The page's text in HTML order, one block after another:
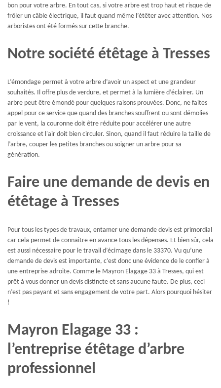
bon pour votre arbre. En tout cas, si votre arbre est trop haut et risque de
frôler un câble électrique, il faut quand même l’étêter avec attention. Nos
arboristes ont été formés sur cette branche.
Notre société étêtage à Tresses
L’émondage permet à votre arbre d’avoir un aspect et une grandeur
souhaités. Il offre plus de verdure, et permet à la lumière d’éclairer. Un
arbre peut être émondé pour quelques raisons prouvées. Donc, ne faites
appel pour ce service que quand des branches souffrent ou sont démolies
par le vent, la couronne doit être réduite pour accélérer une autre
croissance et l'air doit bien circuler. Sinon, quand il faut réduire la taille de
l’arbre, couper les petites branches ou soigner un arbre pour sa
génération.
Faire une demande de devis en
étêtage à Tresses
Pour tous les types de travaux, entamer une demande devis est primordial
car cela permet de connaitre en avance tous les dépenses. Et bien sûr, cela
est aussi nécessaire pour le travail d’écimage dans le 33370. Vu qu’une
demande de devis est importante, c’est donc une évidence de le confier à
une entreprise adroite. Comme le Mayron Elagage 33 à Tresses, qui est
prêt à vous donner un devis distincte et sans aucune faute. De plus, ceci
n’est pas payant et sans engagement de votre part. Alors pourquoi hésiter
!
Mayron Elagage 33 :
l’entreprise étêtage d’arbre
professionnel